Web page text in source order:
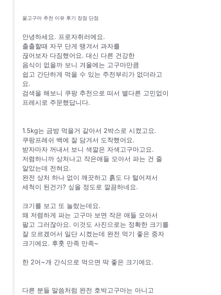
꿀고구마 추천 이유 후기 장점 단점
안녕하세요. 프로자취러에요.
출출할때 자꾸 단게 땡겨서 과자를
끊어보자 다짐했어요. 대신 다른 건강한
음식이 없을까 보니 겨울에는 고구마만큼
쉽고 간단하게 먹을 수 있는 주전부리가 없더라고
요.
검색을 해보니 쿠팡 추천으로 떠서 별다른 고민없이
프레시로 주문했답니다.
1.5kg는 금방 먹을거 같아서 2박스로 시켰고요.
쿠팡프레쉬 백에 잘 담겨서 도착했어요.
받자마자 꺼내서 보니 색깔은 자색고구마고요.
저렴하니까 상처나고 작은애들 모아서 파는 건 줄
알았는데 전혀요.
완전 상처 하나 없이 깨끗하고 흙도 다 털어져서
세척이 된건가? 싶을 정도로 깔끔하네요.
크기를 보고 또 놀랐는데요.
왜 저렴하게 파는 고구마 보면 작은 애들 모아서
팔고 그러잖아요. 이것도 사진으로는 정확한 크기를
잘 모르겠어서 일단 시켰는데 완전 먹기 좋은 중자
크기에요. 후훗 만족 만족~
한 2어~개 간식으로 먹으면 딱 좋은 크기에요.
다른 분들 말씀처럼 완전 호박고구마는 아니고